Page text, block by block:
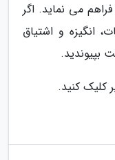
می نماید. اگر
انگیزه و اشتیاق
بپیوندید.
کلیک کنید.